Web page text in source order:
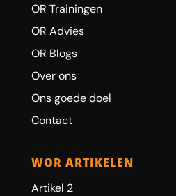
OR Trainingen
OR Advies
OR Blogs
Over ons
Ons goede doel
Contact
WOR ARTIKELEN
Artikel 2